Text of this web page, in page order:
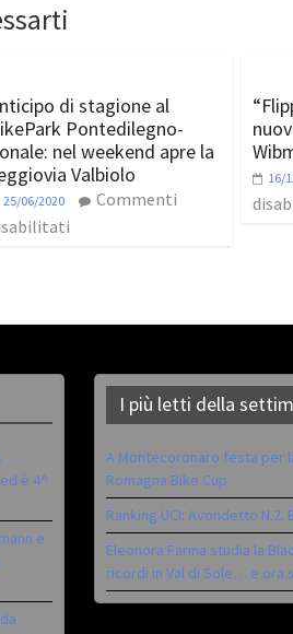
di stagione al
Pontedilegno-
nel weekend apre la
Valbiolo
25/06/2020
Commenti
16/
è 4^
e
I più letti della
A Montecoronaro festa per
Romagna Bike Cup
Ranking UCI: Avondetto N.2.
Eleonora Farina studia la
ricordi in Val di Sole… e ora